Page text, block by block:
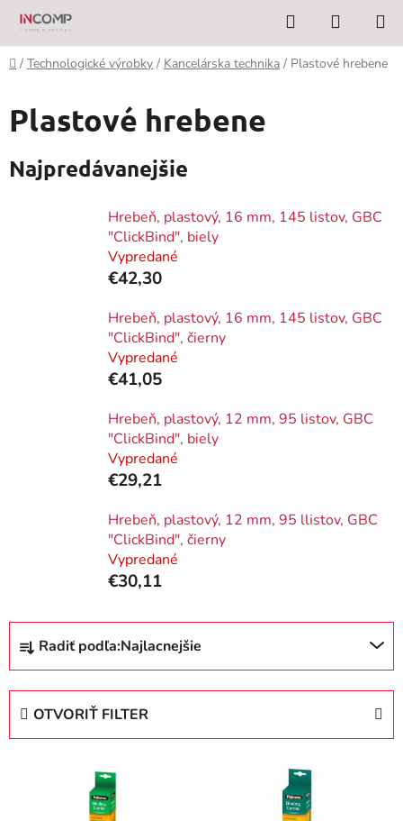
Prejsť
obsah
Hľadať
KOŠÍK
Domov
/ Technologické výrobky / Kancelárska technika / Plastové hrebene
Plastové hrebene
Najpredávanejšie
Hrebeň, plastový, 16 mm, 145 listov, GBC
"ClickBind", biely
Vypredané
€42,30
Hrebeň, plastový, 16 mm, 145 listov, GBC
"ClickBind", čierny
Vypredané
€41,05
Hrebeň, plastový, 12 mm, 95 listov, GBC
"ClickBind", biely
Vypredané
€29,21
Hrebeň, plastový, 12 mm, 95 llistov, GBC
"ClickBind", čierny
Vypredané
€30,11
R
d
Radiť podľa:Najlacnejšie
OTVORIŤ FILTER